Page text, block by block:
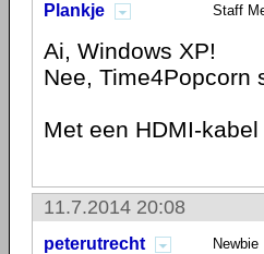
Plankje Staff
Ai, Windows XP!
Nee, Time4Popcorn
Met een HDMI-
11.7.2014 20:08
peterutrecht Newbie